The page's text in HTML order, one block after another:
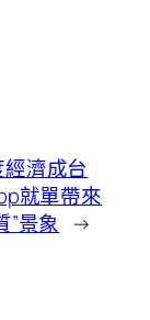
濟成台
就單帶來
”景象 →